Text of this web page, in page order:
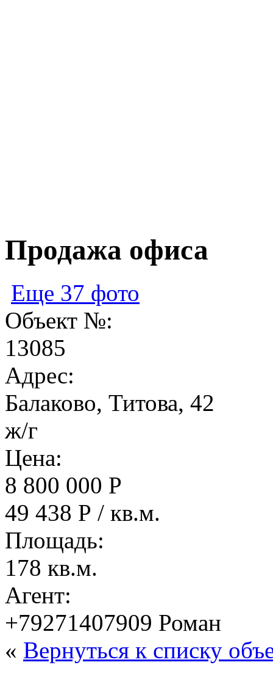
Продажа офиса
Еще 37 фото
Объект №:
13085
Адрес:
Балаково, Титова, 42
ж/г
Цена:
8 800 000 Р
49 438 Р / кв.м.
Площадь:
178 кв.м.
Агент:
+79271407909 Роман
« Вернуться к списку